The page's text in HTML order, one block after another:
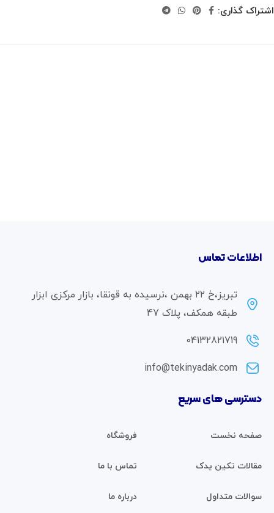
اشتراک گذاری:
اطلاعات تماس
تبریز،خ ۲۲ بهمن ،نرسیده به قونقا، بازار مرکزی ابزار
طبقه همکف، پلاک 47
04132821719
info@tekinyadak.com
دسترسی های سریع
صفحه نخست فروشگاه
مقالات تکین یدک تماس با ما
سوالات متداول درباره ما